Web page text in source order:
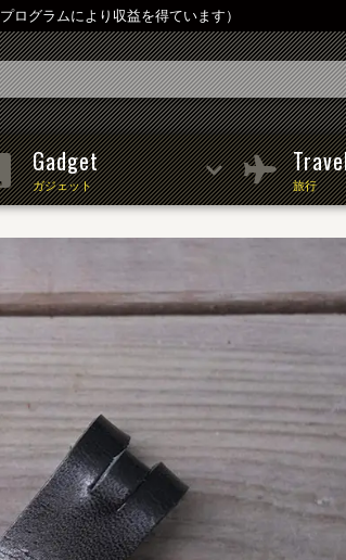
ログラムにより収益を得ています）
Gadget
ガジェット 旅行